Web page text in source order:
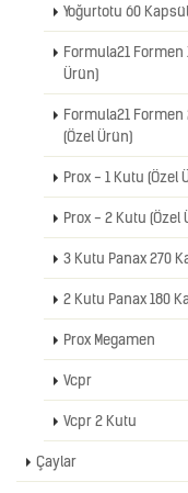
Yoğurtotu 60
Formula21 Formen
Ürün)
Formula21 Formen
(Özel Ürün)
Prox - 1 Kutu (Özel
Prox - 2 Kutu (Özel
3 Kutu Panax 270
2 Kutu Panax 180
Prox Megamen
Vcpr
Vcpr 2 Kutu
Çaylar